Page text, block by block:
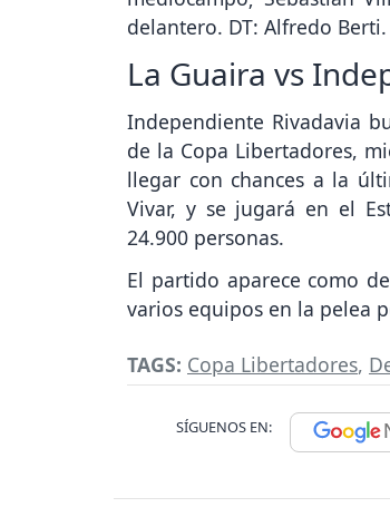
delantero. DT: Alfredo Berti.
La Guaira vs
Independiente Rivadavia
de la Copa Libertadores,
llegar con chances a la
Vivar, y se jugará en el
24.900 personas.
El partido aparece como
varios equipos en la pelea
TAGS: Copa Libertadores,
SÍGUENOS EN: